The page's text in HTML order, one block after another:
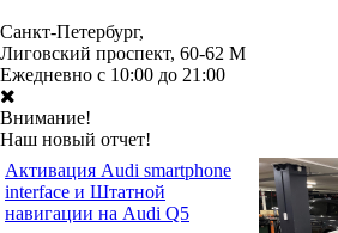
Санкт-Петербург,
Лиговский проспект, 60-62 М
Ежедневно с 10:00 до 21:00
Внимание!
Наш новый отчет!
Активация Audi smartphone
interface и Штатной
навигации на Audi Q5